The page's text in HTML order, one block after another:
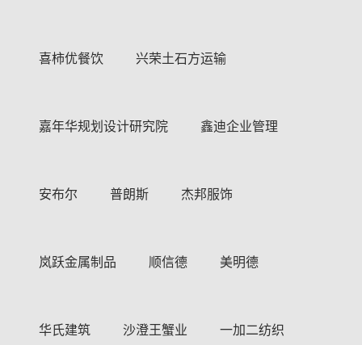
喜柿优餐饮 兴荣土石方运输
嘉年华规划设计研究院 鑫迪企业管理
安布尔 普朗斯 杰邦服饰
岚跃金属制品 顺信德 美明德
华氏建筑 沙澄王蟹业 一加二纺织